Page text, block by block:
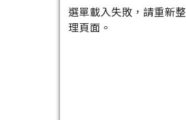
選單載入失敗，請重新整
理頁面。